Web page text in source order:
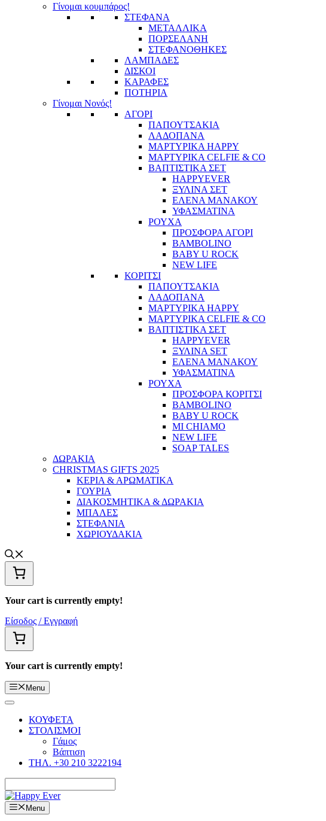
Γίνομαι κουμπάρος!
ΣΤΕΦΑΝΑ
ΜΕΤΑΛΛΙΚΑ
ΠΟΡΣΕΛΑΝΗ
ΣΤΕΦΑΝΟΘΗΚΕΣ
ΛΑΜΠΑΔΕΣ
ΔΙΣΚΟΙ
ΚΑΡΑΦΕΣ
ΠΟΤΗΡΙΑ
Γίνομαι Νονός!
ΑΓΟΡΙ
ΠΑΠΟΥΤΣΑΚΙΑ
ΛΑΔΟΠΑΝΑ
ΜΑΡΤΥΡΙΚΑ HAPPY
ΜΑΡΤΥΡΙΚΑ CELFIE & CO
ΒΑΠΤΙΣΤΙΚΑ ΣΕΤ
HAPPYEVER
ΞΥΛΙΝΑ ΣΕΤ
ΕΛΕΝΑ ΜΑΝΑΚΟΥ
ΥΦΑΣΜΑΤΙΝΑ
ΡΟΥΧΑ
ΠΡΟΣΦΟΡΑ ΑΓΟΡΙ
BAMBOLINO
BABY U ROCK
NEW LIFE
ΚΟΡΙΤΣΙ
ΠΑΠΟΥΤΣΑΚΙΑ
ΛΑΔΟΠΑΝΑ
ΜΑΡΤΥΡΙΚΑ HAPPY
ΜΑΡΤΥΡΙΚΑ CELFIE & CO
ΒΑΠΤΙΣΤΙΚΑ ΣΕΤ
HAPPYEVER
ΞΥΛΙΝΑ SET
ΕΛΕΝΑ ΜΑΝΑΚΟΥ
ΥΦΑΣΜΑΤΙΝΑ
ΡΟΥΧΑ
ΠΡΟΣΦΟΡΑ ΚΟΡΙΤΣΙ
BAMBOLINO
BABY U ROCK
MI CHIAMO
NEW LIFE
SOAP TALES
ΔΩΡΑΚΙΑ
CHRISTMAS GIFTS 2025
ΚΕΡΙΑ & ΑΡΩΜΑΤΙΚΑ
ΓΟΥΡΙΑ
ΔΙΑΚΟΣΜΗΤΙΚΑ & ΔΩΡΑΚΙΑ
ΜΠΑΛΕΣ
ΣΤΕΦΑΝΙΑ
ΧΩΡΙΟΥΔΑΚΙΑ
Your cart is currently empty!
Είσοδος / Εγγραφή
Your cart is currently empty!
Menu
ΚΟΥΦΕΤΑ
ΣΤΟΛΙΣΜΟΙ
Γάμος
Βάπτιση
ΤΗΛ. +30 210 3222194
Menu